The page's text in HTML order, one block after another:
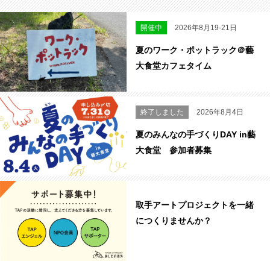
開催中 2026年8月19-21日
夏のワーク・ポットラック＠藝
大食堂カフェタイム
終了しました 2026年8月4日
夏のみんなの手づくりDAY in藝
大食堂 参加者募集
取手アートプロジェクトを一緒
につくりませんか？